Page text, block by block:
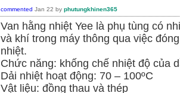
commented Jan 22 by phutungkhinen365
Van hằng nhiệt Yee là phụ tùng có
và khí trong máy thông qua việc
nhiệt.
Chức năng: khống chế nhiệt độ của
Dải nhiệt hoạt động: 70 – 100ºC
Vật liệu: đồng thau và thép